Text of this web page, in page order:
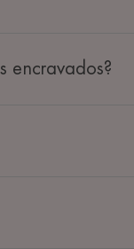
encravados?